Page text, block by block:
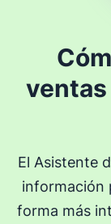
El Asistente
información
forma más